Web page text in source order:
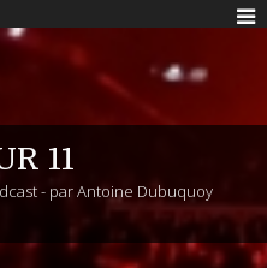
11
- par Antoine Dubuquoy